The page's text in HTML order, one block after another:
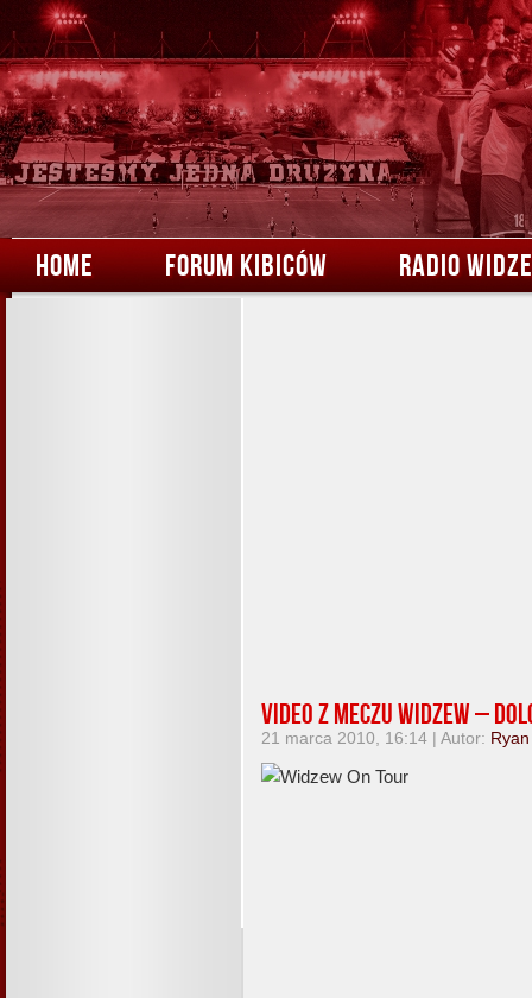
HOME FORUM KIBICÓW RADIO
VIDEO z meczu Widzew –
21 marca 2010, 16:14 | Autor: Ryan